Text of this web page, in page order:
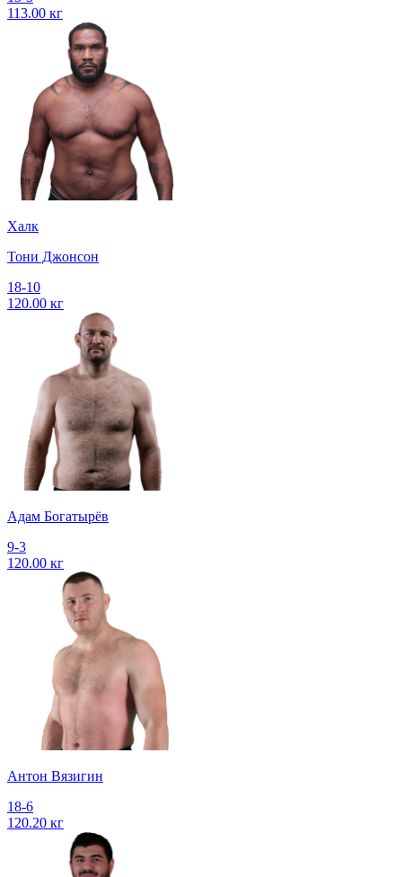
113.00 кг
Халк
Тони Джонсон
18-10
120.00 кг
Адам Богатырёв
9-3
120.00 кг
Антон Вязигин
18-6
120.20 кг